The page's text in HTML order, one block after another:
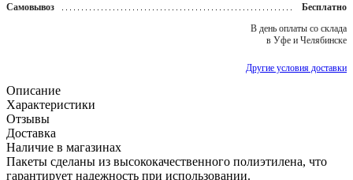
Самовывоз
Бесплатно
В день оплаты со склада
в Уфе и Челябинске
Другие условия доставки
Описание
Характеристики
Отзывы
Доставка
Наличие в магазинах
Пакеты сделаны из высококачественного полиэтилена, что
гарантирует надежность при использовании.